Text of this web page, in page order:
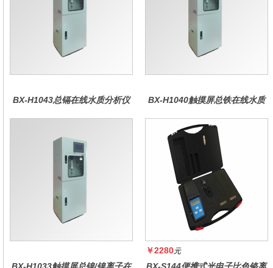
BX-H1043总镉在线水质分析仪
BX-H1040触摸屏总铁在线水质
BX-H1033触摸屏总镍/镍离子在
￥2280元
BX-S144便携式光电子比色铬离